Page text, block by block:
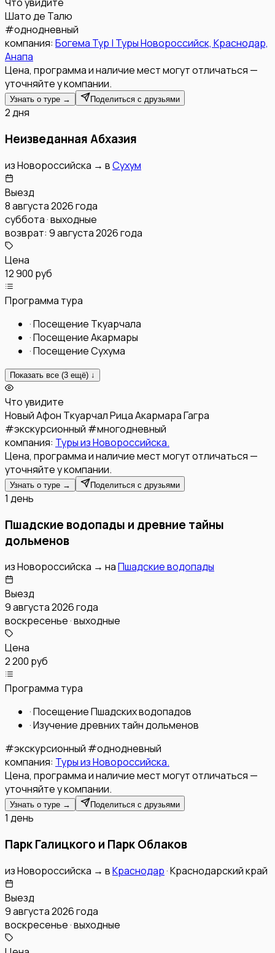
Шато де Талю
#однодневный
компания: Богема Тур | Туры Новороссийск, Краснодар,
Анапа
Цена, программа и наличие мест могут отличаться —
уточняйте у компании.
Узнать о туре → Поделиться с друзьями
2 дня
Неизведанная Абхазия
изНовороссийска → вСухум
Выезд
8 августа 2026 года
суббота · выходные
возврат: 9 августа 2026 года
Цена
12 900 руб
Программа тура
·Посещение Ткуарчала
·Посещение Акармары
·Посещение Сухума
Показать все (3 ещё) ↓
Что увидите
Новый Афон ТкуарчалРицаАкармараГагра
#экскурсионный #многодневный
компания: Туры из Новороссийска.
Цена, программа и наличие мест могут отличаться —
уточняйте у компании.
Узнать о туре → Поделиться с друзьями
1 день
Пшадские водопады и древние тайны
дольменов
изНовороссийска → наПшадские водопады
Выезд
9 августа 2026 года
воскресенье · выходные
Цена
2 200 руб
Программа тура
·Посещение Пшадских водопадов
·Изучение древних тайн дольменов
#экскурсионный #однодневный
компания: Туры из Новороссийска.
Цена, программа и наличие мест могут отличаться —
уточняйте у компании.
Узнать о туре → Поделиться с друзьями
1 день
Парк Галицкого и Парк Облаков
изНовороссийска → вКраснодар·Краснодарский край
Выезд
9 августа 2026 года
воскресенье · выходные